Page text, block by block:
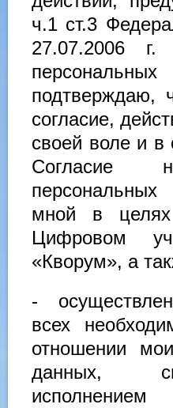
ч.1 ст.3
27.07.2006
подтверждаю,
согласие,
своей воле и в
Согласие
мной в целях
Цифровом
«Кворум», а
-
всех
отношении
данных,